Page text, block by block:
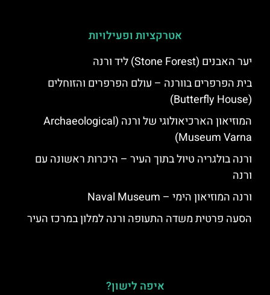
אטרקציות ופעילויות
יער האבנים (Stone Forest) ליד ורנה
בית הפרפרים בוורנה – עולם הפרפרים והזוחלים
(Butterfly House)
המוזיאון הארכיאולוגי של ורנה (Archaeological
Museum Varna)
ורנה בולגריה טיול בתוך העיר – היכרות ראשונה עם
ורנה
ורנה המוזיאון הימי – Naval Museum
הסעה פרטית משדה התעופה ורנה למלון במרכז העיר
איפה לישון?